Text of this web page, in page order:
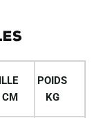
CM
POIDS
KG